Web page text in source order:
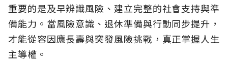
重要的是及早辨識風險、建立完整的社會支持與準
備能力。當風險意識、退休準備與行動同步提升，
才能從容因應長壽與突發風險挑戰，真正掌握人生
主導權。